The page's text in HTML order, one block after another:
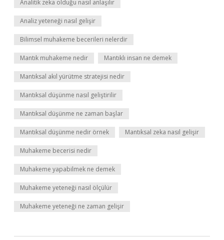
Analitik zeka olduğu nasıl anlaşılır
Analiz yeteneği nasıl gelişir
Bilimsel muhakeme becerileri nelerdir
Mantık muhakeme nedir Mantıklı insan ne demek
Mantıksal akıl yürütme stratejisi nedir
Mantıksal düşünme nasıl geliştirilir
Mantıksal düşünme ne zaman başlar
Mantıksal düşünme nedir örnek Mantıksal zeka nasıl gelişir
Muhakeme becerisi nedir
Muhakeme yapabilmek ne demek
Muhakeme yeteneği nasıl ölçülür
Muhakeme yeteneği ne zaman gelişir